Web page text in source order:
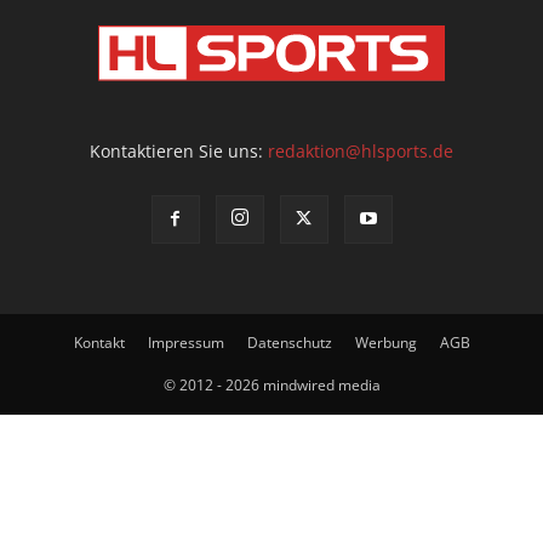
Kontaktieren Sie uns: redaktion@hlsports.de
Kontakt Impressum Datenschutz Werbung AGB
© 2012 - 2026 mindwired media